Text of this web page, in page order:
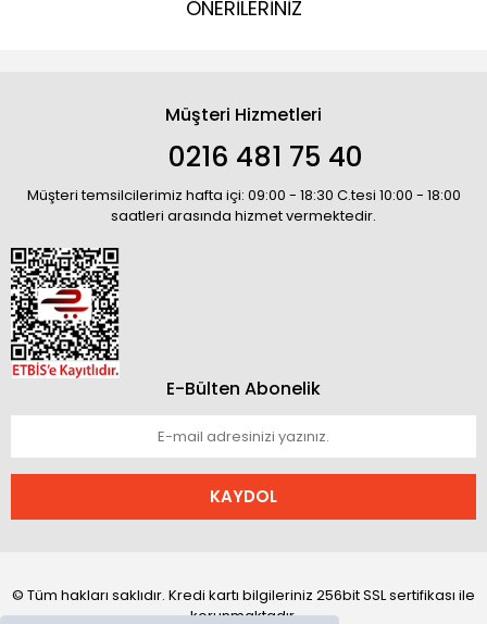
ÖNERİLERİNİZ
Müşteri Hizmetleri
0216 481 75 40
Müşteri temsilcilerimiz hafta içi: 09:00 - 18:30 C.tesi 10:00 - 18:00
saatleri arasında hizmet vermektedir.
E-Bülten Abonelik
KAYDOL
© Tüm hakları saklıdır. Kredi kartı bilgileriniz 256bit SSL sertifikası ile
korunmaktadır.